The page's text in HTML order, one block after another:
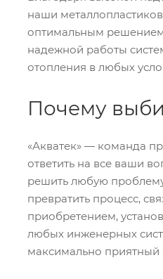
наши
оптимальным
надежной работы
отопления в любых
Почему
«Акватек» — команда
ответить на все ваши
решить любую
превратить процесс,
приобретением,
любых инженерных
максимально приятный